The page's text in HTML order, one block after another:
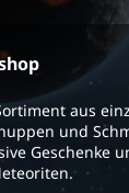
aus
und
Geschenke